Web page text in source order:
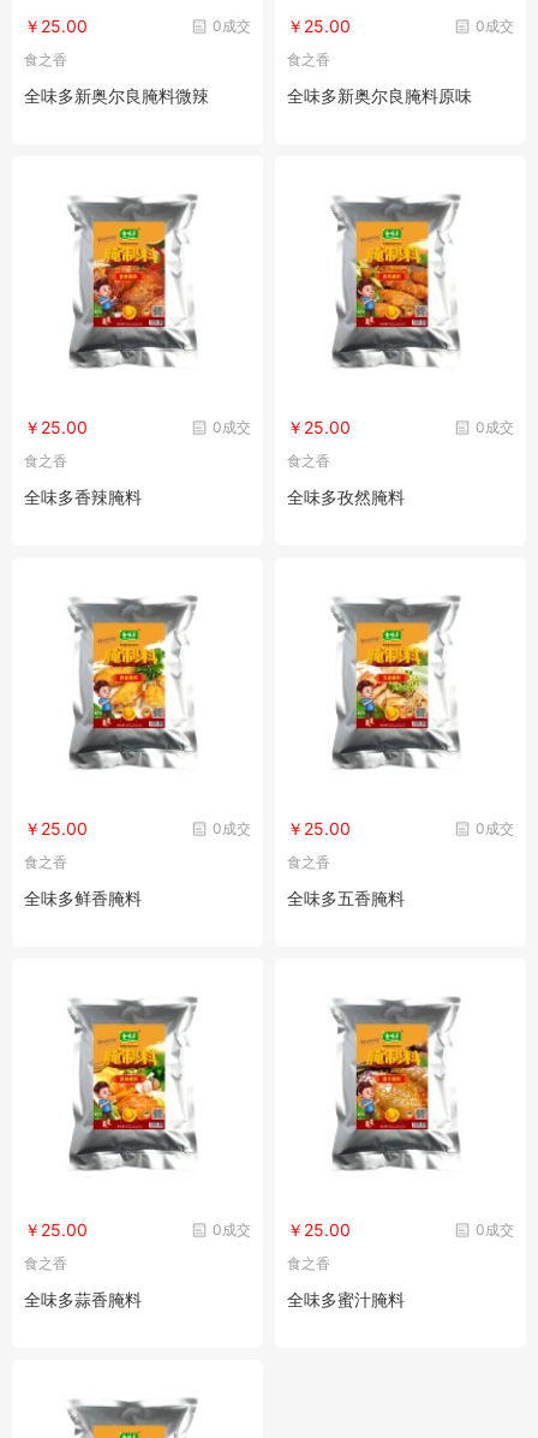
0成交
￥25.00
食之香
全味多新奥尔良腌料微辣
0成交
￥25.00
食之香
全味多新奥尔良腌料原味
0成交
￥25.00
食之香
全味多香辣腌料
0成交
￥25.00
食之香
全味多孜然腌料
0成交
￥25.00
食之香
全味多鲜香腌料
0成交
￥25.00
食之香
全味多五香腌料
0成交
￥25.00
食之香
全味多蒜香腌料
0成交
￥25.00
食之香
全味多蜜汁腌料